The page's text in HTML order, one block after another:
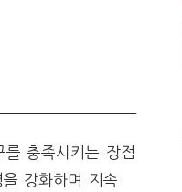
충족시키는 장점
강화하며 지속